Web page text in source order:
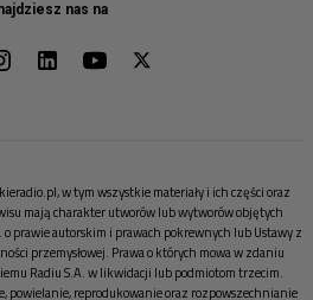
nas na
w tym wszystkie materiały i ich części oraz
mają charakter utworów lub wytworów objętych
prawie autorskim i prawach pokrewnych lub Ustawy z
przemysłowej. Prawa o których mowa w zdaniu
Radiu S.A. w likwidacji lub podmiotom trzecim.
powielanie, reprodukowanie oraz rozpowszechnianie